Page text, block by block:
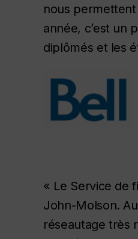
nous
année, c’est un
diplômés et les
« Le Service de
John-Molson.
réseautage très